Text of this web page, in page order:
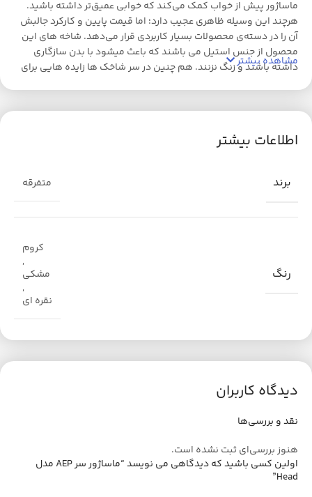
ماساژور پیش از خواب کمک می‌کند که خوابی عمیق‌تر داشته باشید.
هرچند این وسیله ظاهری عجیب دارد؛ اما قیمت پایین و کارکرد جالبش
آن را در دسته‌ی محصولات بسیار کاربردی قرار می‌دهد. شاخه های این
محصول از جنس استیل می باشند که باعث میشود با بدن سازگاری
داشته باشند و زنگ نزنند. هم چنین در سر شاخک ها زایده هایی برای
مشاهده بیشتر
اطلاعات بیشتر
برند متفرقه
رنگ
کروم
,
مشکی
,
نقره ای
دیدگاه کاربران
نقد و بررسی‌ها
هنوز بررسی‌ای ثبت نشده است.
اولین کسی باشید که دیدگاهی می نویسد “ماساژور سر AEP مدل
Head”